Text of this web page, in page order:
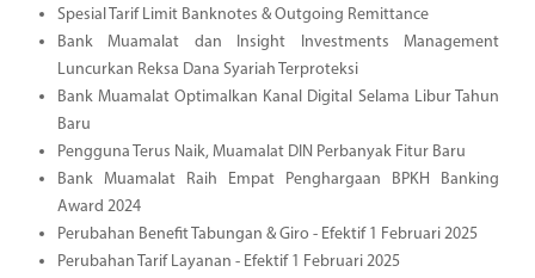
Spesial Tarif Limit Banknotes & Outgoing Remittance
Bank Muamalat dan Insight Investments Management
Luncurkan Reksa Dana Syariah Terproteksi
Bank Muamalat Optimalkan Kanal Digital Selama Libur Tahun
Baru
Pengguna Terus Naik, Muamalat DIN Perbanyak Fitur Baru
Bank Muamalat Raih Empat Penghargaan BPKH Banking
Award 2024
Perubahan Benefit Tabungan & Giro - Efektif 1 Februari 2025
Perubahan Tarif Layanan - Efektif 1 Februari 2025